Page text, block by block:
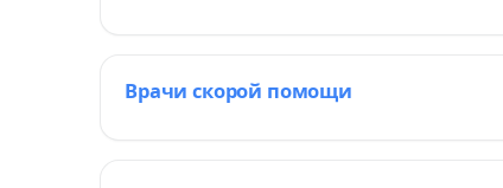
Врачи скорой помощи